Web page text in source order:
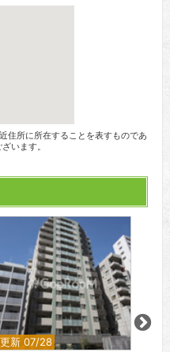
住所に所在することを表すものであ
います。
更新 07/28 更新